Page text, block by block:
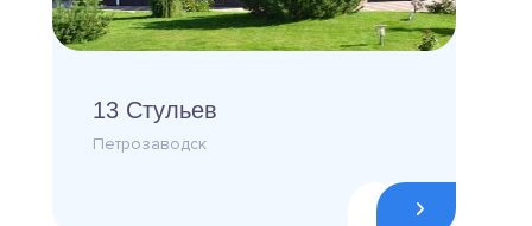
13 Стульев
Петрозаводск